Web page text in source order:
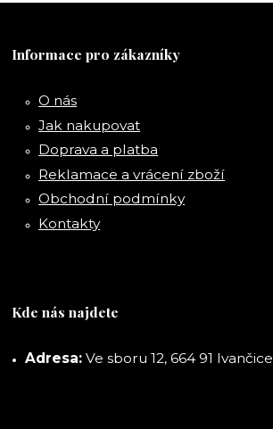
Informace pro zákazníky
O nás
Jak nakupovat
Doprava a platba
Reklamace a vrácení zboží
Obchodní podmínky
Kontakty
Kde nás najdete
Adresa: Ve sboru 12, 664 91 Ivančice